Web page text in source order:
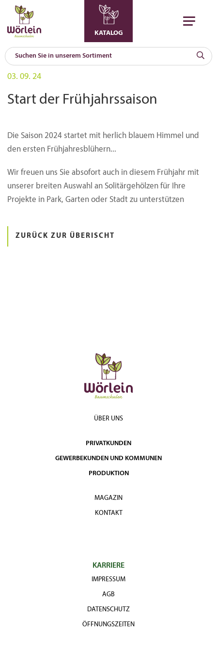
KATALOG
03. 09. 24
Start der Frühjahrssaison
Die Saison 2024 startet mit herlich blauem Himmel und
den ersten Frühjahresblühern...
Wir freuen uns Sie absofort auch in diesem Frühjahr mit
unserer breiten Auswahl an Solitärgehölzen für Ihre
Projekte in Park, Garten oder Stadt zu unterstützen
ZURÜCK ZUR ÜBERISCHT
ÜBER UNS
PRIVATKUNDEN
GEWERBEKUNDEN UND KOMMUNEN
PRODUKTION
MAGAZIN
KONTAKT
KARRIERE
IMPRESSUM
AGB
DATENSCHUTZ
ÖFFNUNGSZEITEN